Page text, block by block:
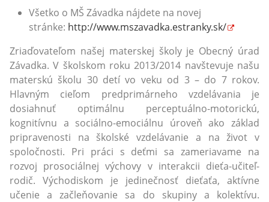
Všetko o MŠ Závadka nájdete na novej
stránke: http://www.mszavadka.estranky.sk/
Zriaďovateľom našej materskej školy je Obecný úrad
Závadka. V školskom roku 2013/2014 navštevuje našu
materskú školu 30 detí vo veku od 3 – do 7 rokov.
Hlavným cieľom predprimárneho vzdelávania je
dosiahnuť optimálnu perceptuálno-motorickú,
kognitívnu a sociálno-emociálnu úroveň ako základ
pripravenosti na školské vzdelávanie a na život v
spoločnosti. Pri práci s deťmi sa zameriavame na
rozvoj prosociálnej výchovy v interakcii dieťa-učiteľ-
rodič. Východiskom je jedinečnosť dieťaťa, aktívne
učenie a začleňovanie sa do skupiny a kolektívu.